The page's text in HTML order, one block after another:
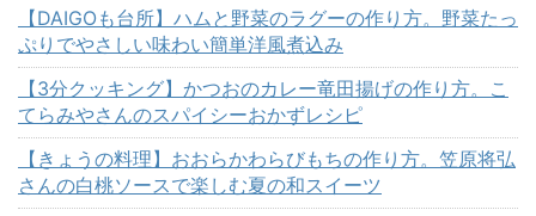
【DAIGOも台所】ハムと野菜のラグーの作り方。野菜たっ
ぷりでやさしい味わい簡単洋風煮込み
【3分クッキング】かつおのカレー竜田揚げの作り方。こ
てらみやさんのスパイシーおかずレシピ
【きょうの料理】おおらかわらびもちの作り方。笠原将弘
さんの白桃ソースで楽しむ夏の和スイーツ